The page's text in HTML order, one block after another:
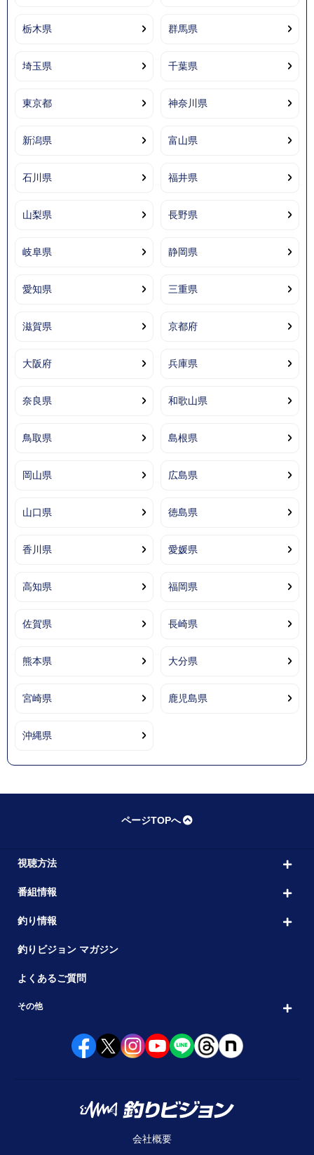
栃木県 群馬県
埼玉県 千葉県
東京都 神奈川県
新潟県 富山県
石川県 福井県
山梨県 長野県
岐阜県 静岡県
愛知県 三重県
滋賀県 京都府
大阪府 兵庫県
奈良県 和歌山県
鳥取県 島根県
岡山県 広島県
山口県 徳島県
香川県 愛媛県
高知県 福岡県
佐賀県 長崎県
熊本県 大分県
宮崎県 鹿児島県
沖縄県
ページTOPへ
視聴方法
番組情報
釣り情報
釣りビジョン マガジン
よくあるご質問
その他
会社概要